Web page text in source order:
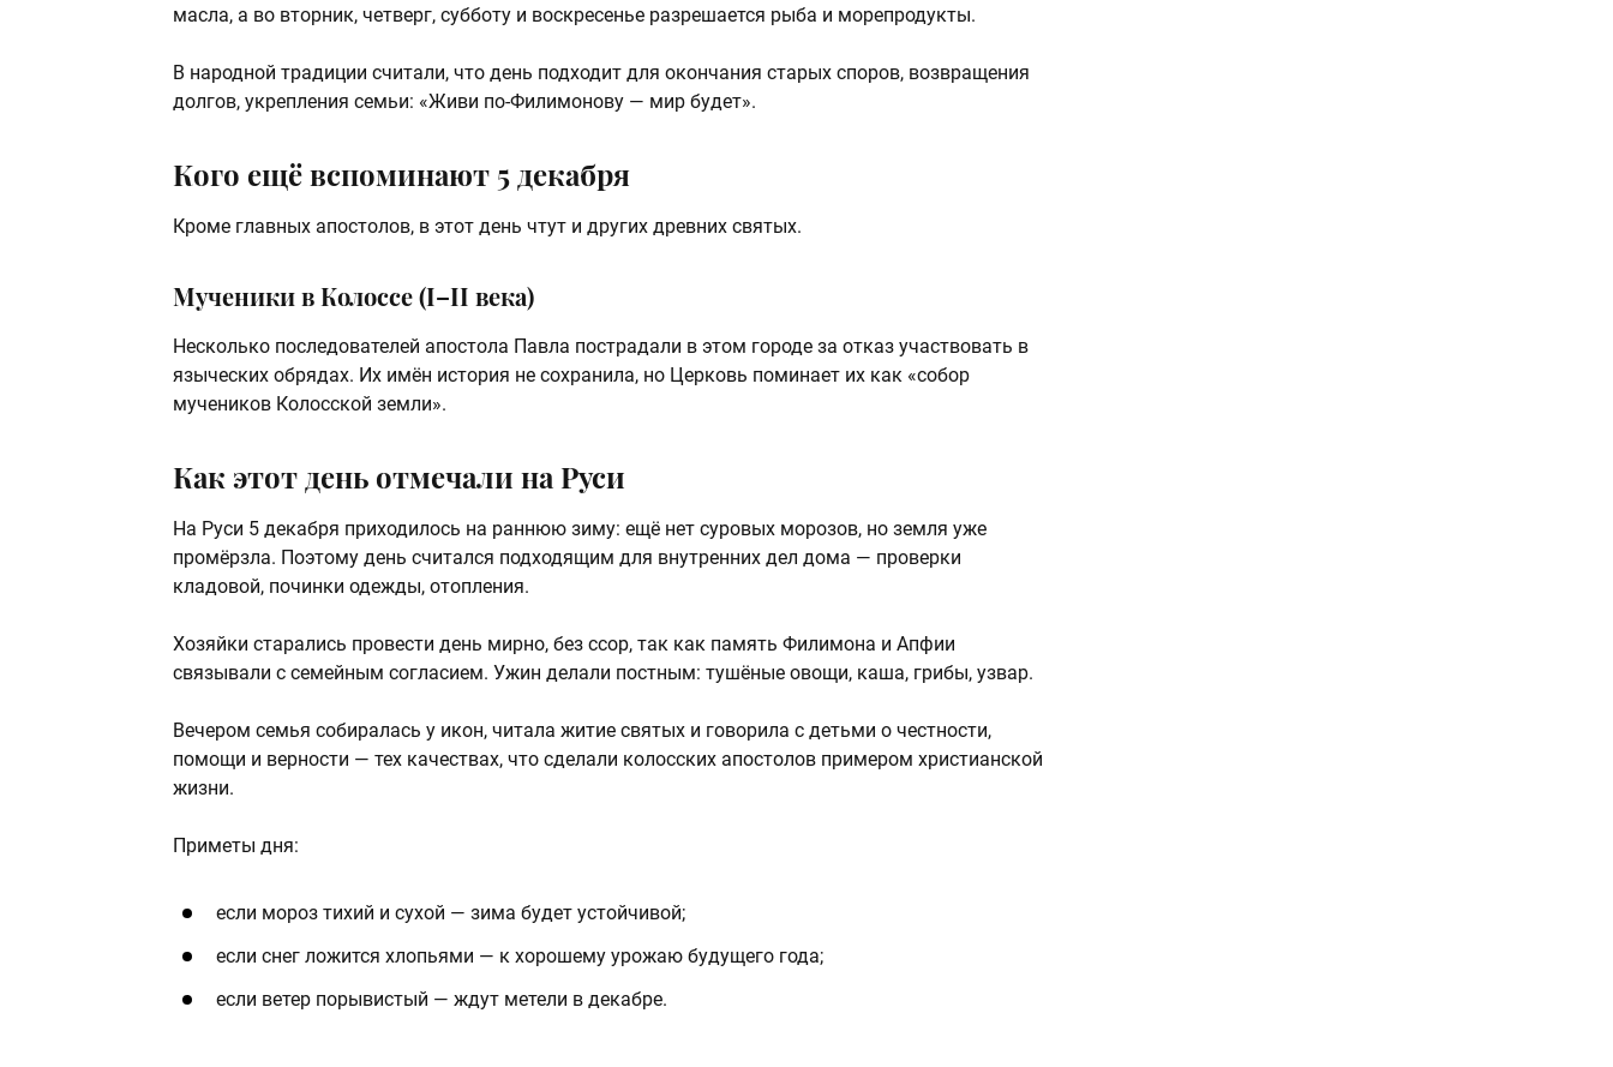
масла, а во вторник, четверг, субботу и воскресенье разрешается рыба и морепродукты.
В народной традиции считали, что день подходит для окончания старых споров, возвращения
долгов, укрепления семьи: «Живи по-Филимонову — мир будет».
Кого ещё вспоминают 5 декабря
Кроме главных апостолов, в этот день чтут и других древних святых.
Мученики в Колоссе (I–II века)
Несколько последователей апостола Павла пострадали в этом городе за отказ участвовать в
языческих обрядах. Их имён история не сохранила, но Церковь поминает их как «собор
мучеников Колосской земли».
Как этот день отмечали на Руси
На Руси 5 декабря приходилось на раннюю зиму: ещё нет суровых морозов, но земля уже
промёрзла. Поэтому день считался подходящим для внутренних дел дома — проверки
кладовой, починки одежды, отопления.
Хозяйки старались провести день мирно, без ссор, так как память Филимона и Апфии
связывали с семейным согласием. Ужин делали постным: тушёные овощи, каша, грибы, узвар.
Вечером семья собиралась у икон, читала житие святых и говорила с детьми о честности,
помощи и верности — тех качествах, что сделали колосских апостолов примером христианской
жизни.
Приметы дня:
если мороз тихий и сухой — зима будет устойчивой;
если снег ложится хлопьями — к хорошему урожаю будущего года;
если ветер порывистый — ждут метели в декабре.